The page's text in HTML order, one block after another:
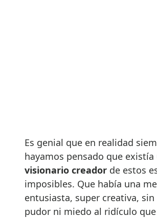
Es genial que en realidad
hayamos pensado que existía
visionario creador de estos
imposibles. Que había una
entusiasta, super creativa,
pudor ni miedo al ridículo que